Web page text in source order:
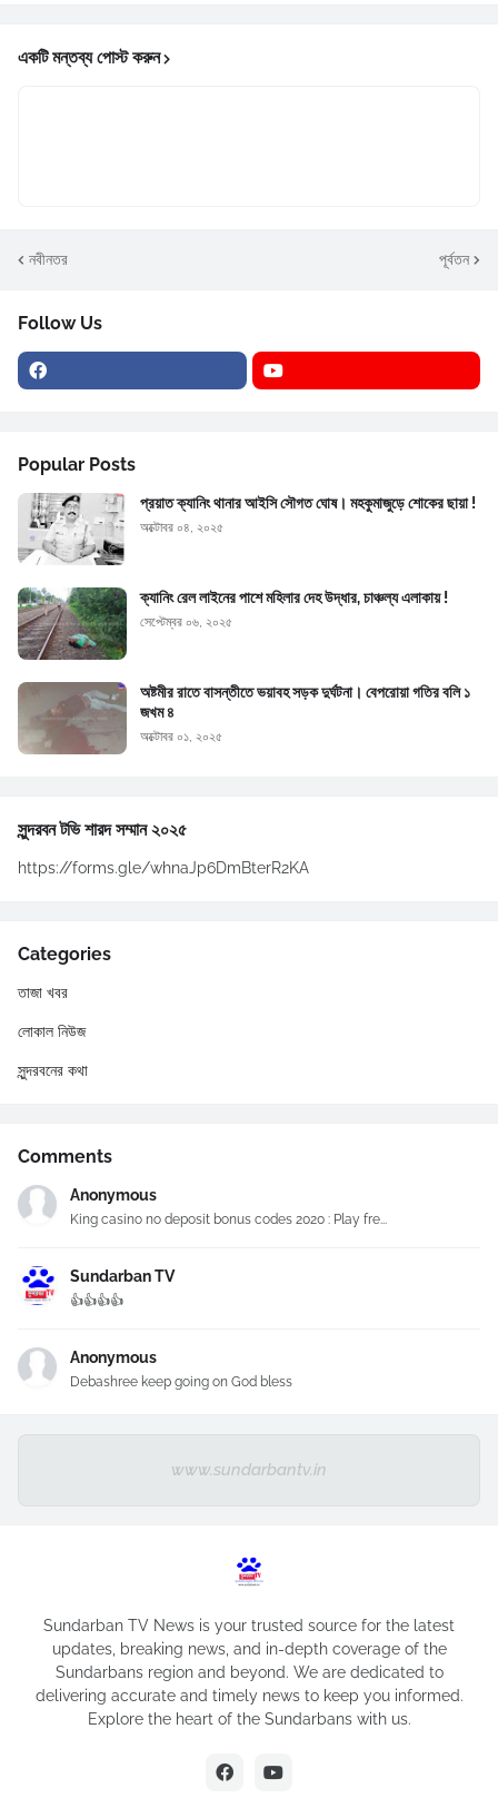
একটি মন্তব্য পোস্ট করুন
নবীনতর পূর্বতন
Follow Us
Popular Posts
প্রয়াত ক্যানিং থানার আইসি সৌগত ঘোষ। মহকুমাজুড়ে শোকের ছায়া !
অক্টোবর ০৪, ২০২৫
ক্যানিং রেল লাইনের পাশে মহিলার দেহ উদ্ধার, চাঞ্চল্য এলাকায় !
সেপ্টেম্বর ০৬, ২০২৫
অষ্টমীর রাতে বাসন্তীতে ভয়াবহ সড়ক দুর্ঘটনা। বেপরোয়া গতির বলি ১
জখম ৪
অক্টোবর ০১, ২০২৫
সুন্দরবন টভি শারদ সম্মান ২০২৫
https://forms.gle/whnaJp6DmBterR2KA
Categories
তাজা খবর
লোকাল নিউজ
সুন্দরবনের কথা
Comments
Anonymous
King casino no deposit bonus codes 2020 : Play fre...
Sundarban TV
👍👍👍👍
Anonymous
Debashree keep going on God bless
www.sundarbantv.in
Sundarban TV News is your trusted source for the latest
updates, breaking news, and in-depth coverage of the
Sundarbans region and beyond. We are dedicated to
delivering accurate and timely news to keep you informed.
Explore the heart of the Sundarbans with us.